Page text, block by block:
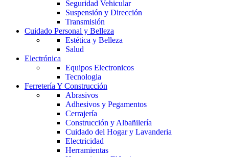
Seguridad Vehicular
Suspensión y Dirección
Transmisión
Cuidado Personal y Belleza
Estética y Belleza
Salud
Electrónica
Equipos Electronicos
Tecnologia
Ferretería Y Construcción
Abrasivos
Adhesivos y Pegamentos
Cerrajería
Construcción y Albañilería
Cuidado del Hogar y Lavanderia
Electricidad
Herramientas